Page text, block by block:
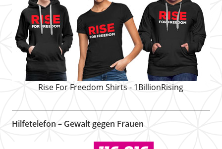
Rise For Freedom Shirts - 1BillionRising
Hilfetelefon – Gewalt gegen Frauen